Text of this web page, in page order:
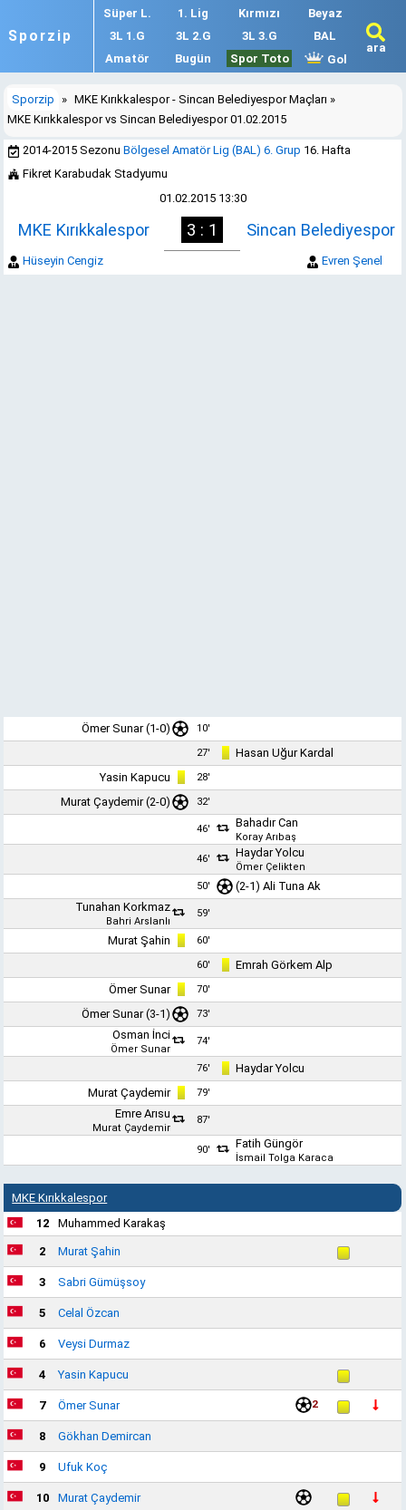
Sporzip
Süper L. 1. Lig Kırmızı
Beyaz
3L 1.G
3L 2.G 3L 3.G
BAL
Amatör
Bugün Spor Toto Gol
ara
Sporzip » MKE Kırıkkalespor - Sincan Belediyespor Maçları »
MKE Kırıkkalespor vs Sincan Belediyespor 01.02.2015
2014-2015 SezonuBölgesel Amatör Lig (BAL) 6. Grup 16. Hafta
Fikret Karabudak Stadyumu
01.02.2015 13:30
MKE Kırıkkalespor 3 : 1 Sincan Belediyespor
Hüseyin Cengiz Evren Şenel
Ömer Sunar(1-0) 10'
27'
Hasan Uğur Kardal
Yasin Kapucu
28'
Murat Çaydemir(2-0) 32'
46' Bahadır Can
Koray Arıbaş
46'
Haydar Yolcu
Ömer Çelikten
50'
(2-1)Ali Tuna Ak
Tunahan Korkmaz
Bahri Arslanlı
59'
Murat Şahin 60'
60'
Emrah Görkem Alp
Ömer Sunar
70'
Ömer Sunar(3-1) 73'
Osman İnci
Ömer Sunar
74'
76'
Haydar Yolcu
Murat Çaydemir
79'
Emre Arısu
Murat Çaydemir
87'
90' Fatih Güngör
İsmail Tolga Karaca
MKE Kırıkkalespor
12
Muhammed Karakaş
2 Murat Şahin
3 Sabri Gümüşsoy
5 Celal Özcan
6 Veysi Durmaz
4 Yasin Kapucu
7 Ömer Sunar 2
8 Gökhan Demircan
9 Ufuk Koç
10 Murat Çaydemir